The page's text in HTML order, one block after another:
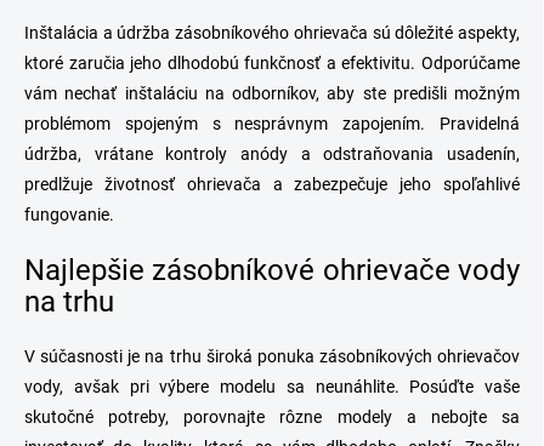
Inštalácia a údržba zásobníkového ohrievača sú dôležité aspekty,
ktoré zaručia jeho dlhodobú funkčnosť a efektivitu. Odporúčame
vám nechať inštaláciu na odborníkov, aby ste predišli možným
problémom spojeným s nesprávnym zapojením. Pravidelná
údržba, vrátane kontroly anódy a odstraňovania usadenín,
predlžuje životnosť ohrievača a zabezpečuje jeho spoľahlivé
fungovanie.
Najlepšie zásobníkové ohrievače vody
na trhu
V súčasnosti je na trhu široká ponuka zásobníkových ohrievačov
vody, avšak pri výbere modelu sa neunáhlite. Posúďte vaše
skutočné potreby, porovnajte rôzne modely a nebojte sa